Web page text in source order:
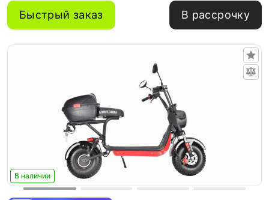
Быстрый заказ В рассрочку
В наличии